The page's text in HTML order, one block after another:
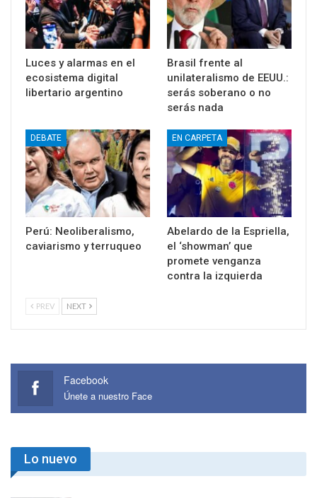
Luces y alarmas en el
ecosistema digital
libertario argentino
Brasil frente al
unilateralismo de EEUU.:
serás soberano o no
serás nada
DEBATE
Perú: Neoliberalismo,
caviarismo y terruqueo
EN CARPETA
Abelardo de la Espriella,
el ‘showman’ que
promete venganza
contra la izquierda
PREV NEXT
Facebook
Únete a nuestro Face
Lo nuevo